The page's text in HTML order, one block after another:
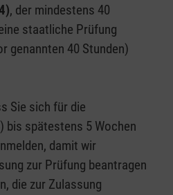
, der mindestens 40
staatliche Prüfung
genannten 40 Stunden)
Sie sich für die
bis spätestens 5 Wochen
damit wir
zur Prüfung beantragen
die zur Zulassung